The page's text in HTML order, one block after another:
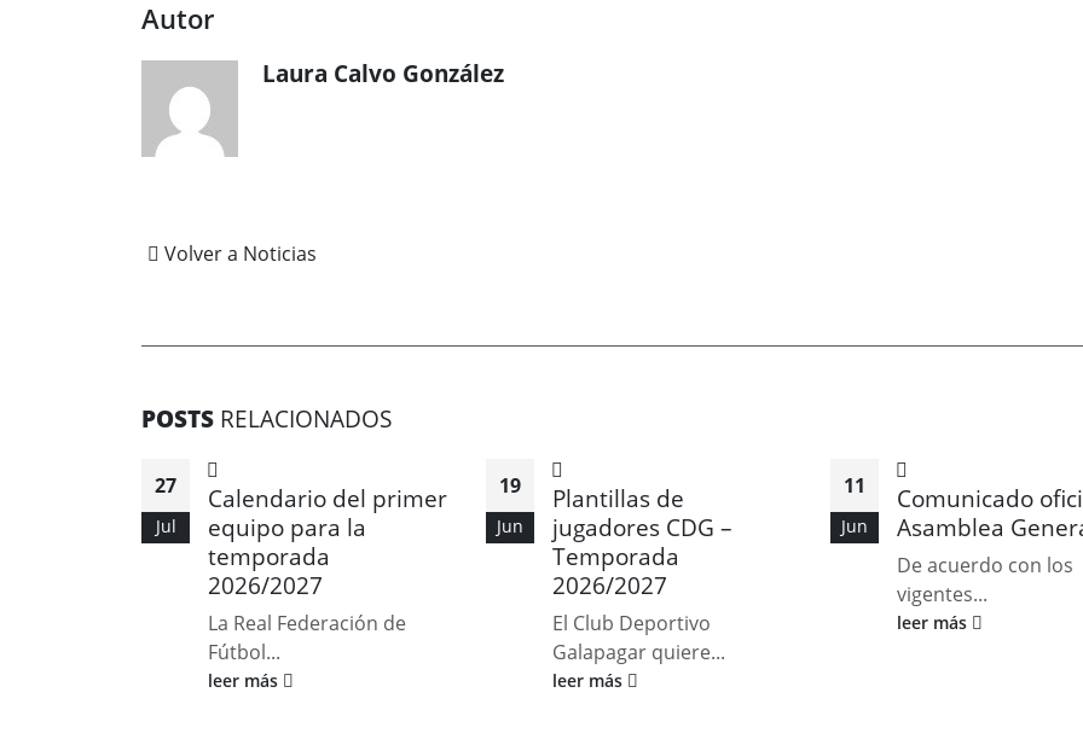
Autor
Laura Calvo González
Volver a Noticias
POSTS RELACIONADOS
27
Jul
Calendario del primer
equipo para la
temporada
2026/2027
La Real Federación de
Fútbol...
leer más
19
Jun
Plantillas de
jugadores CDG –
Temporada
2026/2027
El Club Deportivo
Galapagar quiere...
leer más
11
Jun
Comunicado
Asamblea
De acuerdo con los
vigentes...
leer más